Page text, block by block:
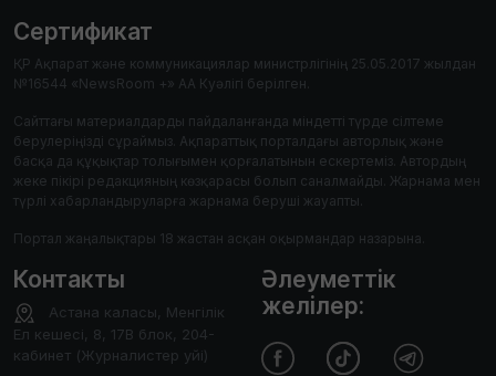
Сертификат
ҚР Ақпарат және коммуникациялар министрлігінің 25.05.2017 жылдан
№16544 «NewsRoom +» АА Куәлігі берілген.
Сайттағы материалдарды пайдаланғанда міндетті түрде сілтеме
берулеріңізді сұраймыз. Ақпараттық порталдағы авторлық және
басқа да құқықтар толығымен қорғалатынын ескертеміз. Автордың
жеке пікірі редакцияның көзқарасы болып саналмайды. Жарнама мен
түрлі хабарландыруларға жарнама беруші жауапты.
Портал жаңалықтары 18 жастан асқан оқырмандар назарына.
Контакты
Астана каласы, Менгілік
Ел кешесі, 8, 17В блок, 204-
кабинет (Журналистер уйі)
Әлеуметтік
желілер: